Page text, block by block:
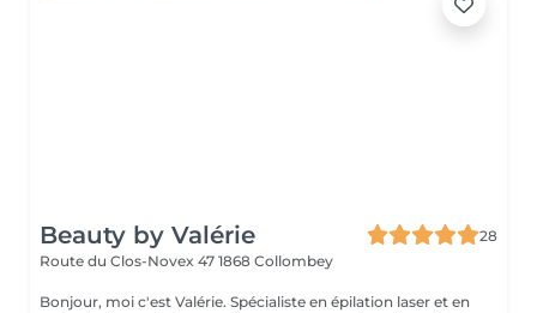
Beauty by Valérie
28
Route du Clos-Novex 47 1868 Collombey
Bonjour, moi c'est Valérie. Spécialiste en épilation laser et en